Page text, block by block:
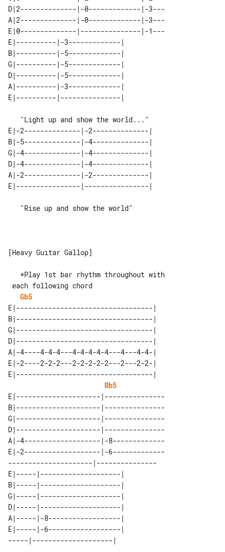
D|2--------------|-0-------------|-3---
A|2--------------|-0-------------|-3---
E|0--------------|---------------|-1---
E|----------|-3-------------|
B|----------|-5-------------|
G|----------|-5-------------|
D|----------|-5-------------|
A|----------|-3-------------|
E|-2--------------|-2--------------|
B|-5--------------|-4--------------|
G|-4--------------|-4--------------|
D|-4--------------|-4--------------|
A|-2--------------|-2--------------|
[Heavy Guitar Gallop]
Gb5
E|----------------------------------|
B|----------------------------------|
G|----------------------------------|
D|----------------------------------|
A|-4----4-4-4---4-4-4-4-4---4---4-4-|
E|-2----2-2-2---2-2-2-2-2---2---2-2-|
E|----------------------------------|
Bb5
E|---------------------|---------------
B|---------------------|---------------
G|---------------------|---------------
D|---------------------|---------------
A|-4-------------------|-8-------------
E|-2-------------------|-6-------------
---------------------|---------------
E|-----|--------------------|
B|-----|--------------------|
G|-----|--------------------|
D|-----|--------------------|
A|-----|-8------------------|
E|-----|-6------------------|